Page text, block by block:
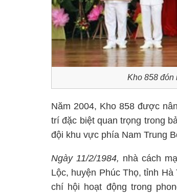
Kho 858 đón
Năm 2004, Kho 858 được
trí đặc biệt quan trọng trong
đội khu vực phía Nam Trung
Ngày 11/2/1984, nhà cách
Lộc, huyện Phúc Thọ, tỉnh
chí hội hoạt động trong